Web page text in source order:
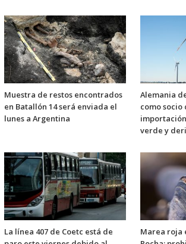
Muestra de restos encontrados
en Batallón 14 será enviada el
lunes a Argentina
Alemania
como socio
verde y
La línea 407 de Coetc está de
Marea roja